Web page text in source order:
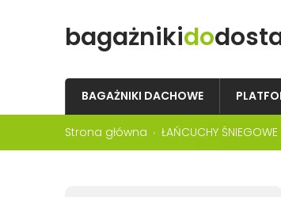
bagażnikido
BAGAŻNIKI DACHOWE
Strona główna ŁAŃCUCHY ŚNIEGOWE